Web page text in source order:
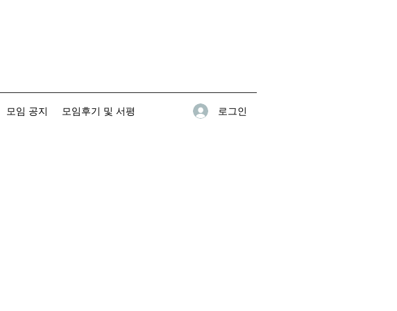
모임 공지 모임후기 및 서평 로그인